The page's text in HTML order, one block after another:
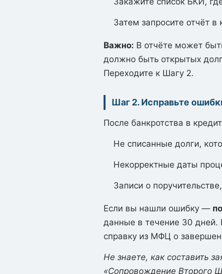
Затем запросите отчёт
Важно: В отчёте может
должно быть открытых
Переходите к Шагу 2.
Шаг 2. Исправьте
После банкротства в
Не списанные долги,
Некорректные даты
Записи о
Если вы нашли ошибку —
данные в течение 30 дней.
справку из МФЦ о
Не знаете, как составить
«Сопровождение Второго